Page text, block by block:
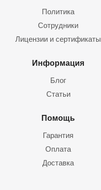
Политика
Сотрудники
Лицензии и сертификаты
Информация
Блог
Статьи
Помощь
Гарантия
Оплата
Доставка